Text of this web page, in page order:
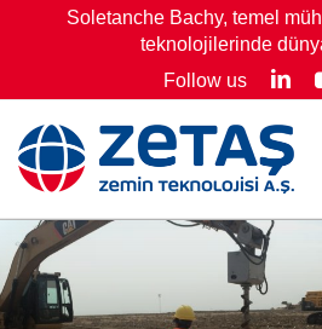
Soletanche Bachy, temel
teknolojilerinde
Follow us